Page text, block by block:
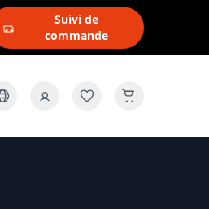
Suivi de
commande